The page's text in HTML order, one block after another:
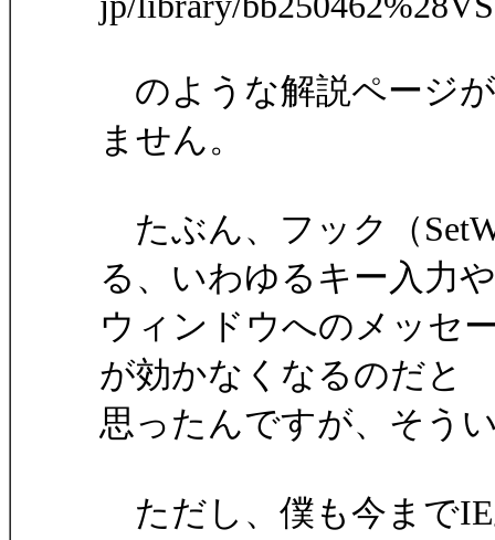
のような解説ページ
ません。
たぶん、フック（
る、いわゆるキー入力や
ウィンドウへのメッセ
が効かなくなるのだと
思ったんですが、そう
ただし、僕も今までIE